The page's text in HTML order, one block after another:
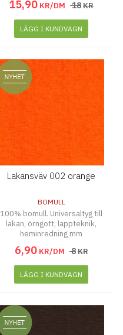
15,90 KR/DM 18KR
LÄGG I KUNDVAGN
Lakansväv 002 orange
BOMULL
100% bomull. Universaltyg till
lakan, örngott, lappteknik,
heminredning mm
6,90 KR/DM 8KR
LÄGG I KUNDVAGN